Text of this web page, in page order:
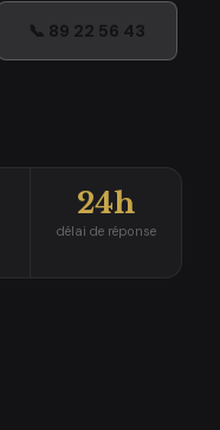
📞 89 22 56 43
24h
délai de réponse